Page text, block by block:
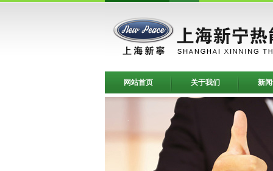
网站首页 关于我们 新